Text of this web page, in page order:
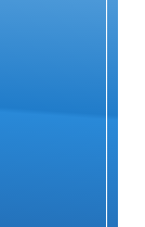
կենտրոնում
է 1,3 մլրդ դրամի
օբյեկտ